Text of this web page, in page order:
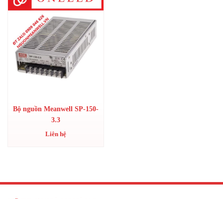
Bộ nguồn Meanwell SP-150-
3.3
Liên hệ